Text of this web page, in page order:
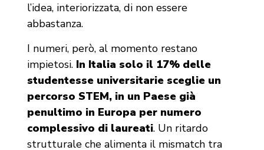
l’idea, interiorizzata, di non essere
abbastanza.
I numeri, però, al momento restano
impietosi. In Italia solo il 17% delle
studentesse universitarie sceglie un
percorso STEM, in un Paese già
penultimo in Europa per numero
complessivo di laureati. Un ritardo
strutturale che alimenta il mismatch tra